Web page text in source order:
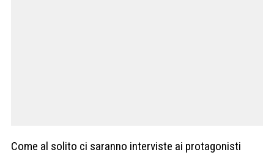
Come al solito ci saranno interviste ai protagonisti